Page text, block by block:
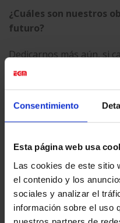
Consentimiento
Esta página web usa
Las cookies de este sitio
el contenido y los
sociales y analizar el
información sobre el uso
¿Cuáles son nuestros
futuro?
Dedicarnos más aún, si
calidad y exigencia. El
tiene por delante
Información técnica